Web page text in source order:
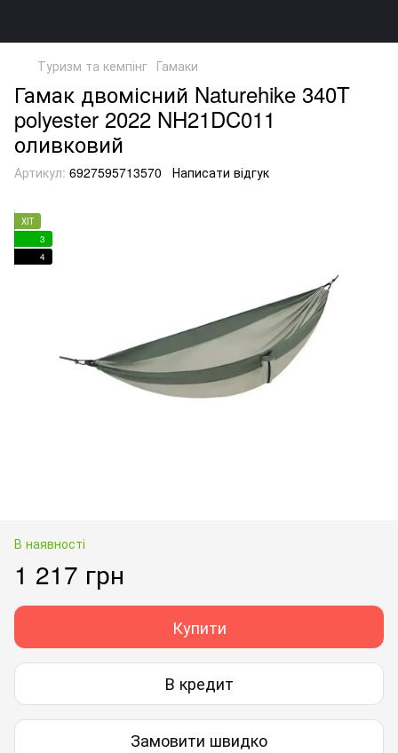
Туризм та кемпінг Гамаки
Гамак двомісний Naturehike 340T
polyester 2022 NH21DC011
оливковий
Артикул: 6927595713570 Написати відгук
ХІТ
3
4
В наявності
1 217 грн
Купити
В кредит
Замовити швидко